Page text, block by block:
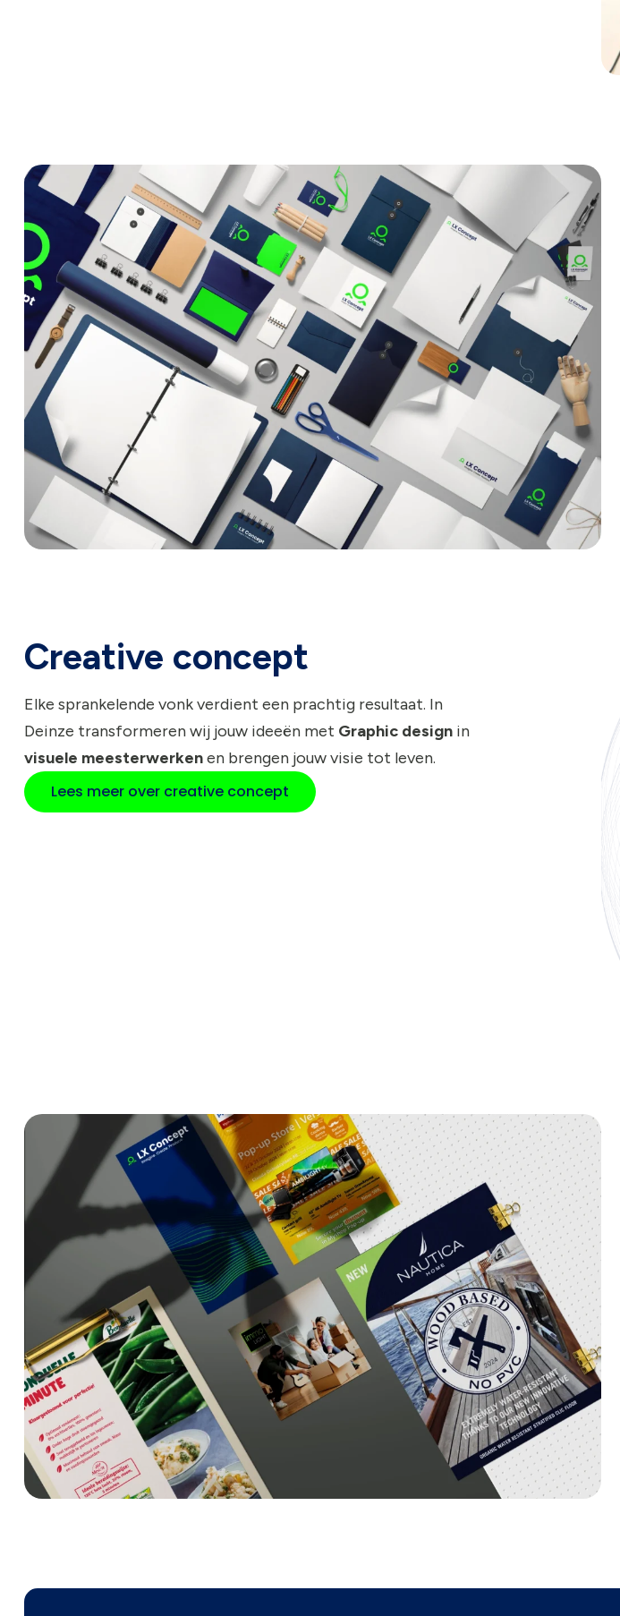
Creative concept
Elke sprankelende vonk verdient een prachtig resultaat. In
Deinze transformeren wij jouw ideeën met Graphic design in
visuele meesterwerkenen brengen jouw visie tot leven.
Lees meer over creative concept